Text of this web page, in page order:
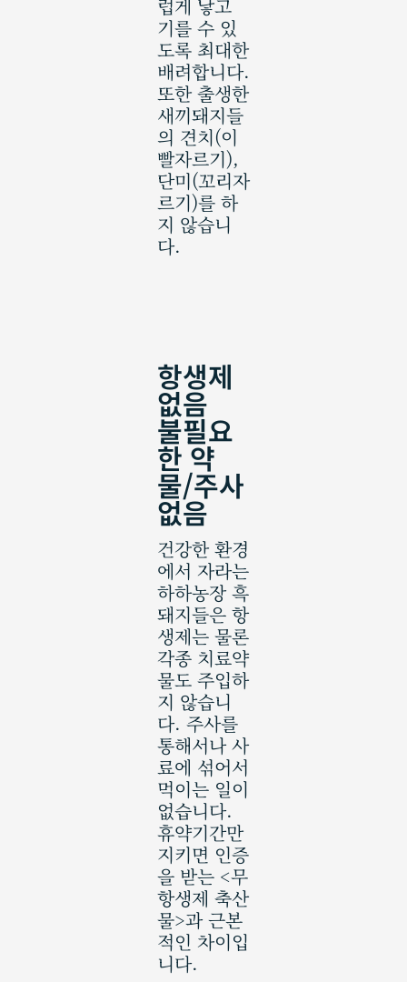
럽게 낳고
기를 수 있
도록 최대한
배려합니다.
또한 출생한
새끼돼지들
의 견치(이
빨자르기),
단미(꼬리자
르기)를 하
지 않습니
다.
항생제
없음
불필요
한 약
물/주사
없음
건강한 환경
에서 자라는
하하농장 흑
돼지들은 항
생제는 물론
각종 치료약
물도 주입하
지 않습니
다. 주사를
통해서나 사
료에 섞어서
먹이는 일이
없습니다.
휴약기간만
지키면 인증
을 받는 <무
항생제 축산
물>과 근본
적인 차이입
니다.